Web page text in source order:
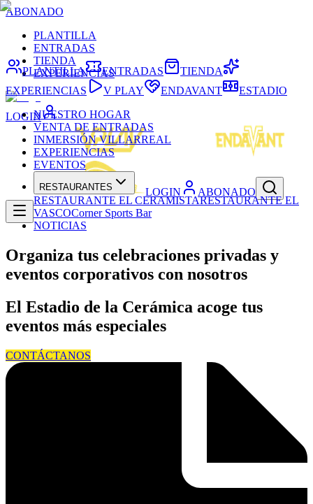
ABONADO
PLANTILLA
ENTRADAS
TIENDA
EXPERIENCIAS
LOGIN
LOGIN ABONADO
PLANTILLA ENTRADAS
TIENDA
EXPERIENCIAS
V PLAY ENDAVANT
ESTADIO
NUESTRO HOGAR
VENTA DE ENTRADAS
INMERSIÓN VILLARREAL
EXPERIENCIAS
EVENTOS
RESTAURANTES
RESTAURANTE EL CERAMISTARESTAURANTE EL
VASCOCorner Sports Bar
NOTICIAS
Organiza tus celebraciones privadas y
eventos corporativos con nosotros
El Estadio de la Cerámica acoge tus
eventos más especiales
CONTÁCTANOS